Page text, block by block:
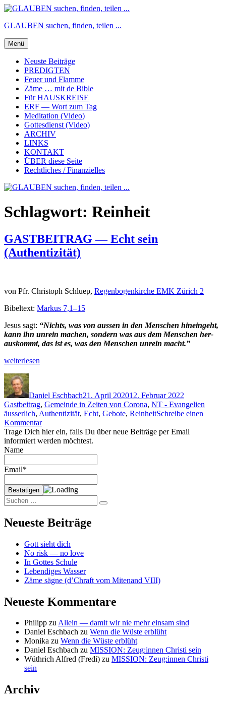
Zum
springen
GLAUBEN suchen, finden, teilen ...
Menü
Neuste Beiträge
PREDIGTEN
Feuer und Flamme
Zäme … mit de Bible
Für HAUSKREISE
ERF — Wort zum Tag
Meditation (Video)
Gottesdienst (Video)
ARCHIV
LINKS
KONTAKT
ÜBER diese Seite
Rechtliches / Finanzielles
Schlagwort: Reinheit
GASTBEITRAG — Echt sein
(Authentizität)
von Pfr. Christoph Schluep, Regen­bo­genkirche EMK Zürich 2
Bibel­text: Markus 7,1–15
Jesus sagt: “Nichts, was von aussen in den Men­schen hineinge­ht,
kann ihn unrein machen, son­dern was aus dem Men­schen her­
auskommt, das ist es, was den Men­schen unrein macht.”
„GASTBEITRAG
Echt
sein
(Authen­
tiz­
ität)“
weit­er­lesen
Autor
Daniel Eschbach21. April 202012. Februar 2022
Gastbeitrag, Gemeinde in Zeiten von Corona, NT - Evangelien
äusserlich, Authentizität, Echt, Gebote, ReinheitSchreibe einen
Kommentarzu
GASTBEITRAG
—
(Authentizität)
Trage Dich hier ein, falls Du über neue Beiträge per Email
informiert werden möchtest.
Name
Email*
Suchen
nach:
Suchen
Neueste Beiträge
Gott sieht dich
No risk — no love
In Gottes Schule
Lebendiges Wasser
Zäme sägne (d’Chraft vom Mitenand VIII)
Neueste Kommentare
Philipp zuAllein — damit wir nie mehr einsam sind
Daniel Eschbach zu Wenn die Wüste erblüht
Monika zu Wenn die Wüste erblüht
Daniel Eschbach zu MISSION: Zeug:innen Christi sein
Wüthrich Alfred (Fredi) zu MISSION: Zeug:innen Christi
sein
Archiv